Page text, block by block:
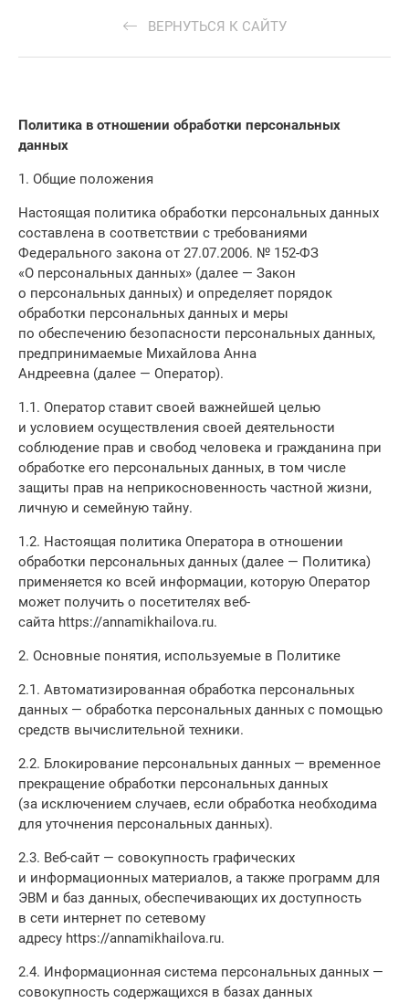
ВЕРНУТЬСЯ К САЙТУ
Политика в отношении обработки персональных
данных
1. Общие положения
Настоящая политика обработки персональных данных
составлена в соответствии с требованиями
Федерального закона от 27.07.2006. № 152-ФЗ
«О персональных данных» (далее — Закон
о персональных данных) и определяет порядок
обработки персональных данных и меры
по обеспечению безопасности персональных данных,
предпринимаемые Михайлова Анна
Андреевна (далее — Оператор).
1.1. Оператор ставит своей важнейшей целью
и условием осуществления своей деятельности
соблюдение прав и свобод человека и гражданина при
обработке его персональных данных, в том числе
защиты прав на неприкосновенность частной жизни,
личную и семейную тайну.
1.2. Настоящая политика Оператора в отношении
обработки персональных данных (далее — Политика)
применяется ко всей информации, которую Оператор
может получить о посетителях веб-
сайта https://annamikhailova.ru.
2. Основные понятия, используемые в Политике
2.1. Автоматизированная обработка персональных
данных — обработка персональных данных с помощью
средств вычислительной техники.
2.2. Блокирование персональных данных — временное
прекращение обработки персональных данных
(за исключением случаев, если обработка необходима
для уточнения персональных данных).
2.3. Веб-сайт — совокупность графических
и информационных материалов, а также программ для
ЭВМ и баз данных, обеспечивающих их доступность
в сети интернет по сетевому
адресу https://annamikhailova.ru.
2.4. Информационная система персональных данных —
совокупность содержащихся в базах данных